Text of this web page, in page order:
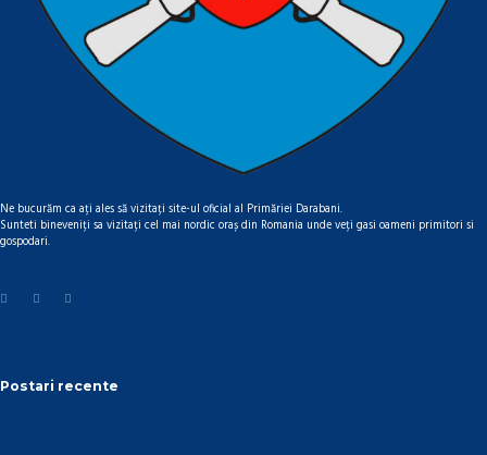
Ne bucurăm ca ați ales să vizitați site-ul oficial al Primăriei Darabani.
Sunteti bineveniți sa vizitați cel mai nordic oraș din Romania unde veți gasi oameni primitori si
gospodari.
Postari recente